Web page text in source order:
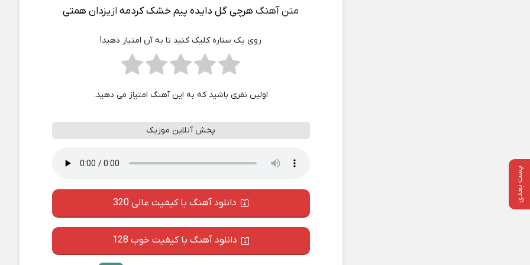
پست بعدی
متن آهنگ هرچی گل دایده پیم خشک کردمهاز یزدان همتی
روی یک ستاره کلیک کنید تا به آن امتیاز دهید!
اولین نفری باشید که به این آهنگ امتیاز می دهید.
پخش آنلاین موزیک
دانلود آهنگ با کیفیت عالی 320
دانلود آهنگ با کیفیت خوب 128